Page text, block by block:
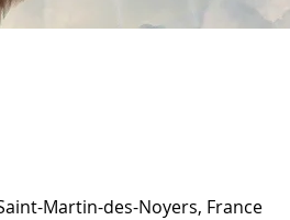
Martin-des-Noyers, France